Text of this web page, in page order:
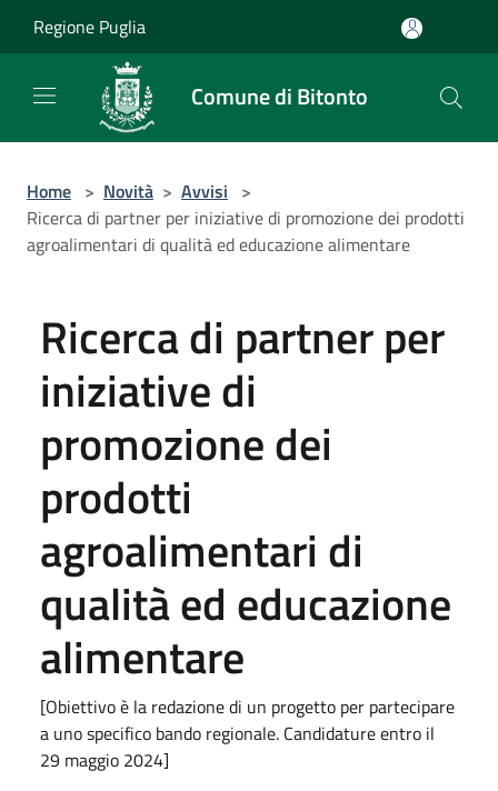
Regione Puglia
Comune di Bitonto
Home > Novità > Avvisi >
Ricerca di partner per iniziative di promozione dei prodotti
agroalimentari di qualità ed educazione alimentare
Ricerca di partner per
iniziative di
promozione dei
prodotti
agroalimentari di
qualità ed educazione
alimentare
[Obiettivo è la redazione di un progetto per partecipare
a uno specifico bando regionale. Candidature entro il
29 maggio 2024]